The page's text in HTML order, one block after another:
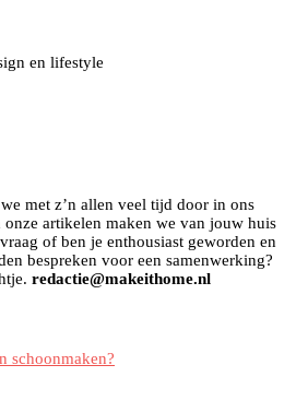
met z’n allen veel tijd door in ons
artikelen maken we van jouw huis
of ben je enthousiast geworden en
bespreken voor een samenwerking?
redactie@makeithome.nl
schoonmaken?